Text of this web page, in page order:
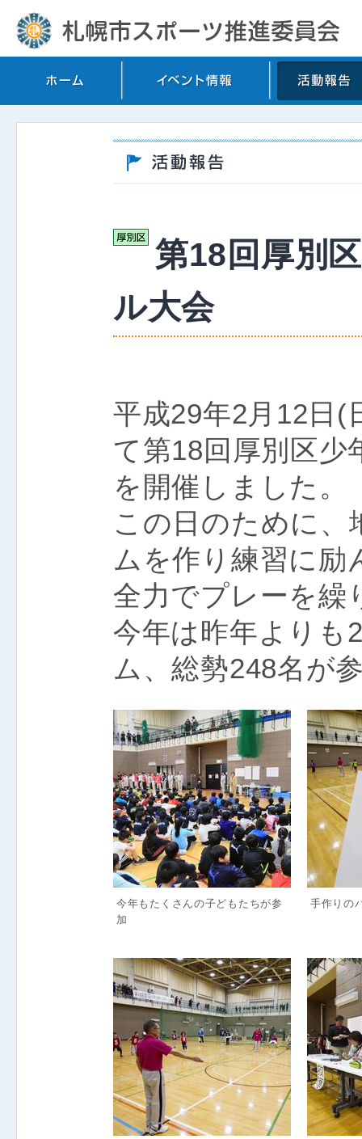
第18回厚別
ル大会
平成29年2月12日(
て第18回厚別区少
を開催しました。
この日のために、
ムを作り練習に励
全力でプレーを繰
今年は昨年よりも
ム、総勢248名が
今年もたくさんの子どもたちが参
加
手作りの